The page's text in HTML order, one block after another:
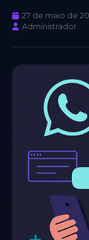
27 de maio de
Administrador